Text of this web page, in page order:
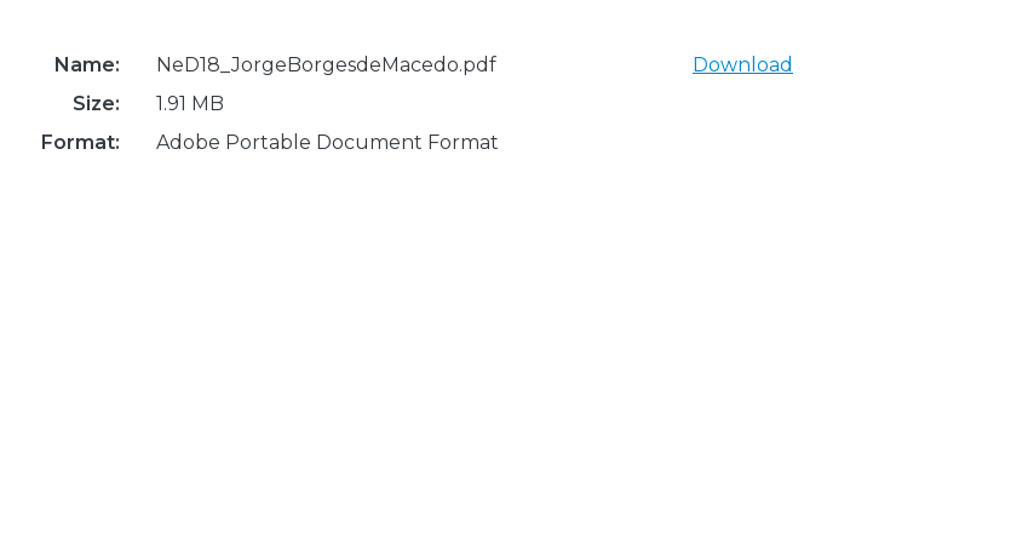
Name:
NeD18_JorgeBorgesdeMacedo.pdf
Size:
1.91 MB
Format:
Adobe Portable Document Format
Download